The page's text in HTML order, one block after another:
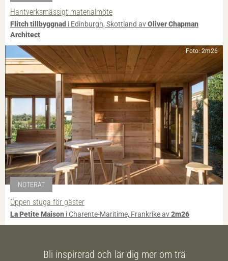
Hantverksmässigt materialmöte
Flitch tillbyggnad i Edinburgh, Skottland avOliver Chapman
Architect
Foto: 2m26
NOTERAT
Öppen stuga för gäster
La Petite Maison i Charente-Maritime, Frankrike av2m26
Bli inspirerad och lär dig mer om trä